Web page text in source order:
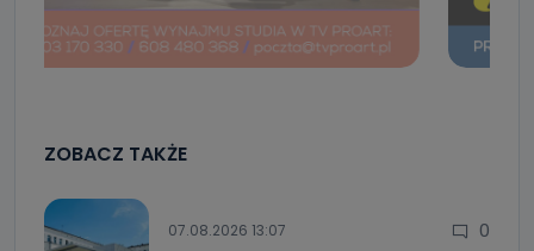
ZOBACZ TAKŻE
07.08.2026 13:07 0